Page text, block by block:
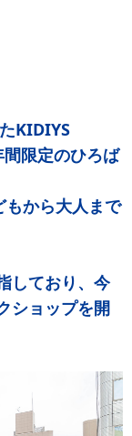
KIDIYS
限定のひろば
もから大人まで
しており、今
ショップを開